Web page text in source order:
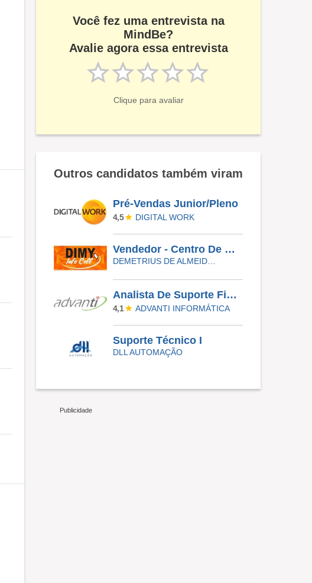
Você fez uma entrevista na
MindBe?
Avalie agora essa entrevista
Clique para avaliar
Outros candidatos também viram
Pré-Vendas Junior/Pleno
4,5 DIGITAL WORK
Vendedor - Centro De Bragança Paulista
DEMETRIUS DE ALMEIDA SERRA INFORMÁTICA ME
Analista De Suporte Field
4,1 ADVANTI INFORMÁTICA
Suporte Técnico I
DLL AUTOMAÇÃO